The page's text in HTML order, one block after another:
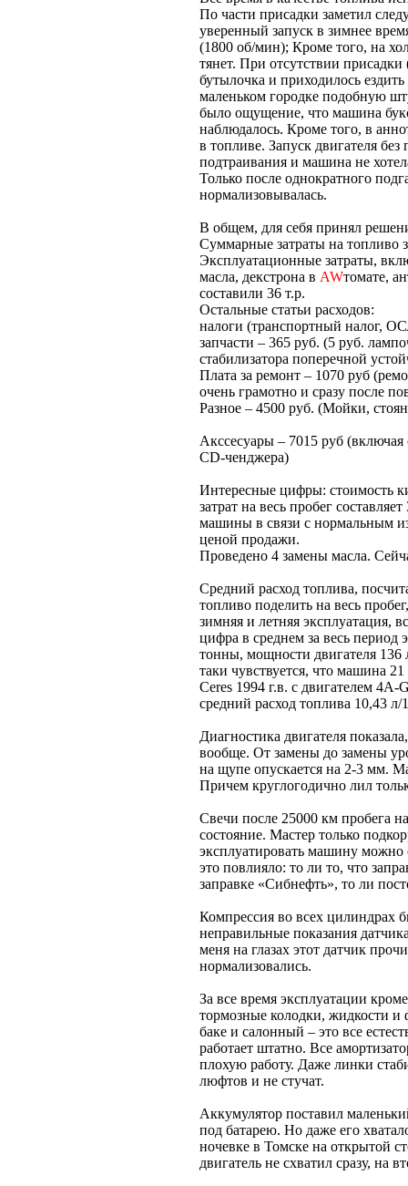
По части присадки заметил
уверенный запуск в зимнее
(1800 об/мин); Кроме того, на
тянет. При отсутствии
бутылочка и приходилось
маленьком городке подобную
было ощущение, что машина
наблюдалось. Кроме того, в
в топливе. Запуск двигателя
подтраивания и машина не
Только после однократного
нормализовывалась.
В общем, для себя принял
Суммарные затраты на топливо
Эксплуатационные затраты,
масла, декстрона в AWтомате,
составили 36 т.р.
Остальные статьи расходов:
налоги (транспортный налог,
запчасти – 365 руб. (5 руб.
стабилизатора поперечной
Плата за ремонт – 1070 руб
очень грамотно и сразу после
Разное – 4500 руб. (Мойки,
Акссесуары – 7015 руб
CD-ченджера)
Интересные цифры: стоимость
затрат на весь пробег
машины в связи с нормальным
ценой продажи.
Проведено 4 замены масла.
Средний расход топлива,
топливо поделить на весь
зимняя и летняя эксплуатация,
цифра в среднем за весь
тонны, мощности двигателя 136
таки чувствуется, что машина
Ceres 1994 г.в. с двигателем
средний расход топлива 10,43
Диагностика двигателя
вообще. От замены до замены
на щупе опускается на 2-3 мм.
Причем круглогодично лил
Свечи после 25000 км пробега
состояние. Мастер только
эксплуатировать машину можно
это повлияло: то ли то, что
заправке «Сибнефть», то ли
Компрессия во всех цилиндрах
неправильные показания
меня на глазах этот датчик
нормализовались.
За все время эксплуатации
тормозные колодки, жидкости
баке и салонный – это все
работает штатно. Все
плохую работу. Даже линки
люфтов и не стучат.
Аккумулятор поставил
под батарею. Но даже его
ночевке в Томске на открытой
двигатель не схватил сразу, на